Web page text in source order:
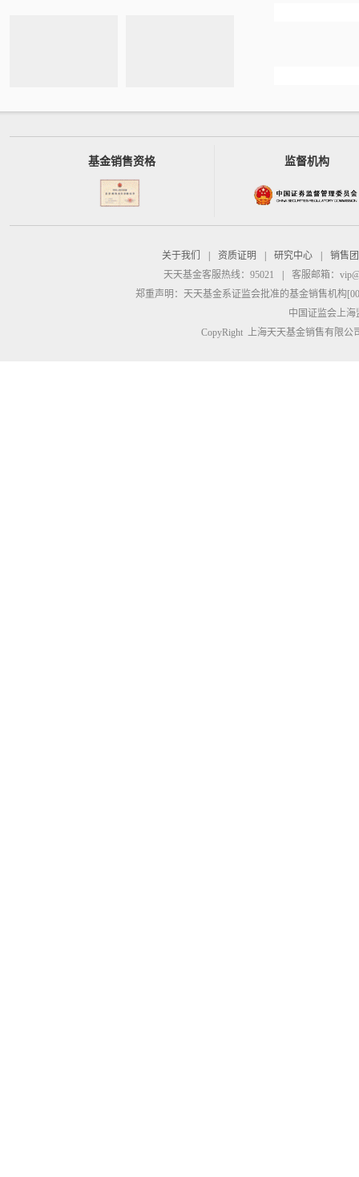
基金销售资格 监督机构
关于我们 资质证明 研究中心
销售
天天基金客服热线：95021
客服邮箱：
郑重声明： 天天基金系证监会批准的基金销售机构
中国证监会上
CopyRight 上海天天基金销售有限